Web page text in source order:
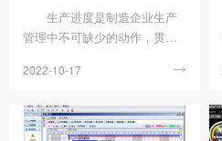
生产进度是制造企业生产
管理中不可缺少的动作，贯穿
做好生产进度管理，可以确保
做到高效可控，保质保量。下
面顺景云开体育官方网站登录·
2022-10-17 